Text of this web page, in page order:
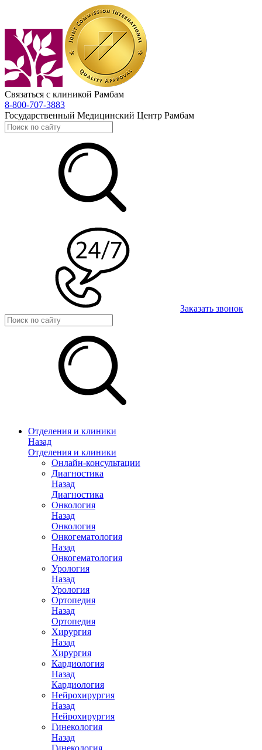
Связаться с клиникой Рамбам
8-800-707-3883
Государственный Медицинский Центр Рамбам
Заказать звонок
Отделения и клиники
Назад
Отделения и клиники
Онлайн-консультации
Диагностика
Назад
Диагностика
Онкология
Назад
Онкология
Онкогематология
Назад
Онкогематология
Урология
Назад
Урология
Ортопедия
Назад
Ортопедия
Хирургия
Назад
Хирургия
Кардиология
Назад
Кардиология
Нейрохирургия
Назад
Нейрохирургия
Гинекология
Назад
Гинекология